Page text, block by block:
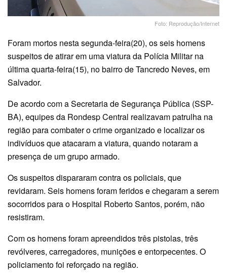
Foto: Reprodução/Internet
Foram mortos nesta segunda-feira(20), os seis homens
suspeitos de atirar em uma viatura da Polícia Militar na
última quarta-feira(15), no bairro de Tancredo Neves, em
Salvador.
De acordo com a Secretaria de Segurança Pública (SSP-
BA), equipes da Rondesp Central realizavam patrulha na
região para combater o crime organizado e localizar os
indivíduos que atacaram a viatura, quando notaram a
presença de um grupo armado.
Os suspeitos dispararam contra os policiais, que
revidaram. Seis homens foram feridos e chegaram a serem
socorridos para o Hospital Roberto Santos, porém, não
resistiram.
Com os homens foram apreendidos três pistolas, três
revólveres, carregadores, munições e entorpecentes. O
policiamento foi reforçado na região.